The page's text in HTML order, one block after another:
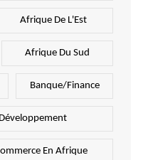
Afrique De L'Est
Afrique Du Sud
Banque/Finance
En Afrique